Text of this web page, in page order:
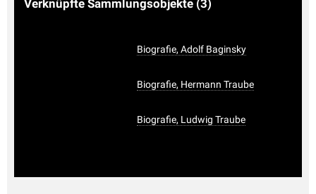
Verknüpfte Sammlungsobjekte (3)
Biografie, Adolf Baginsky
Biografie, Hermann Traube
Biografie, Ludwig Traube